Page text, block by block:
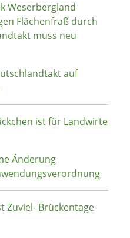
Weserbergland
Flächenfraß durch
muss neu
auf
ist für Landwirte
Änderung
Zuviel- Brückentage-